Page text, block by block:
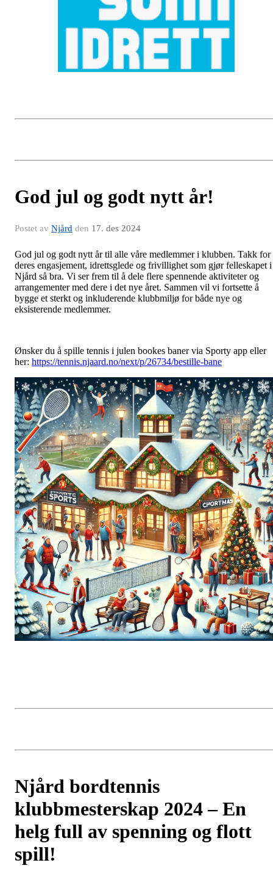
God jul og godt nytt år!
Postet av Njård den 17. des 2024
God jul og godt nytt år til alle våre medlemmer i klubben. Takk for
deres engasjement, idrettsglede og frivillighet som gjør felleskapet i
Njård så bra. Vi ser frem til å dele flere spennende aktiviteter og
arrangementer med dere i det nye året. Sammen vil vi fortsette å
bygge et sterkt og inkluderende klubbmiljø for både nye og
eksisterende medlemmer.
Ønsker du å spille tennis i julen bookes baner via Sporty app eller
her: https://tennis.njaard.no/next/p/26734/bestille-bane
Njård bordtennis
klubbmesterskap 2024 – En
helg full av spenning og flott
spill!